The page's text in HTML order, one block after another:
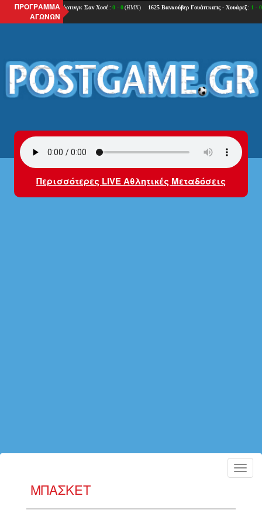
ΠΡΟΓΡΑΜΜΑ
ΑΓΩΝΩΝ
Περισσότερες LIVE Αθλητικές Μεταδόσεις
ΜΠΑΣΚΕΤ